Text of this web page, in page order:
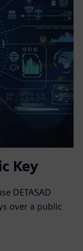
Key
DETASAD
over a public